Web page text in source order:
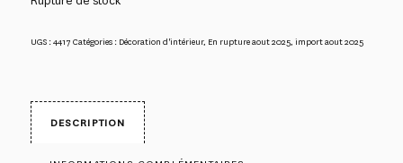
UGS :4417 Catégories : Décoration d'intérieur, En rupture aout 2025, import aout 2025
DESCRIPTION